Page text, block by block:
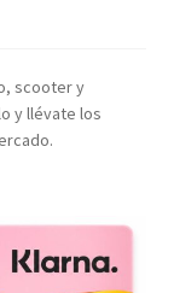
scooter y
y llévate los